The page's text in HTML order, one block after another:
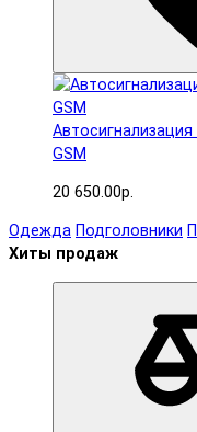
Автосигнализация
GSM
20 650.00р.
Одежда Подголовники
Хиты продаж